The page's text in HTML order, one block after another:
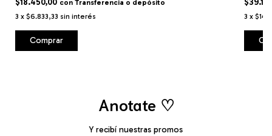
$18.450,00 con Transferencia o depósito
3 x $6.833,33 sin interés
Comprar
3 x
Anotate ♡
Y recibí nuestras promos